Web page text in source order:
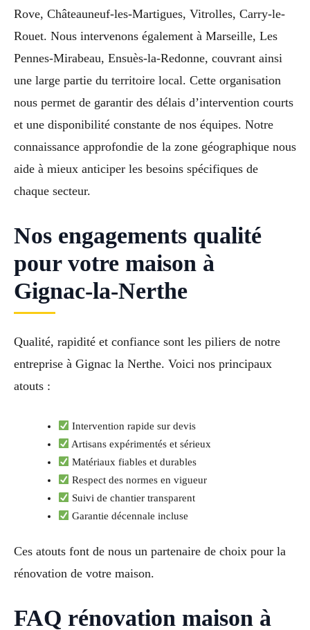
Rove, Châteauneuf-les-Martigues, Vitrolles, Carry-le-
Rouet. Nous intervenons également à Marseille, Les
Pennes-Mirabeau, Ensuès-la-Redonne, couvrant ainsi
une large partie du territoire local. Cette organisation
nous permet de garantir des délais d’intervention courts
et une disponibilité constante de nos équipes. Notre
connaissance approfondie de la zone géographique nous
aide à mieux anticiper les besoins spécifiques de
chaque secteur.
Nos engagements qualité
pour votre maison à
Gignac-la-Nerthe
Qualité, rapidité et confiance sont les piliers de notre
entreprise à Gignac la Nerthe. Voici nos principaux
atouts :
Intervention rapide sur devis
Artisans expérimentés et sérieux
Matériaux fiables et durables
Respect des normes en vigueur
Suivi de chantier transparent
Garantie décennale incluse
Ces atouts font de nous un partenaire de choix pour la
rénovation de votre maison.
FAQ rénovation maison à